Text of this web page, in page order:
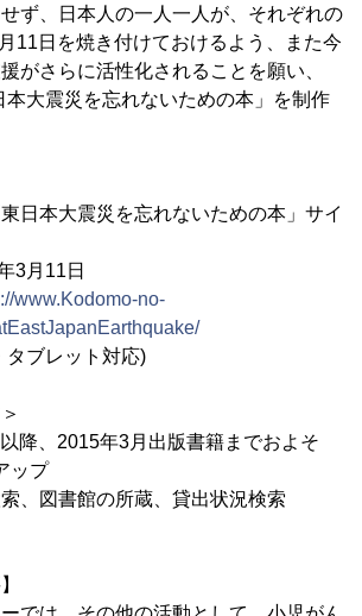
ず、日本人の一人一人が、それぞれの
11日を焼き付けておけるよう、また今
がさらに活性化されることを願い、
大震災を忘れないための本」を制作
東日本大震災を忘れないための本」サイ
3月11日
www.Kodomo-no-
タブレット対応)
降、2015年3月出版書籍までおよそ
ップ
、図書館の所蔵、貸出状況検索